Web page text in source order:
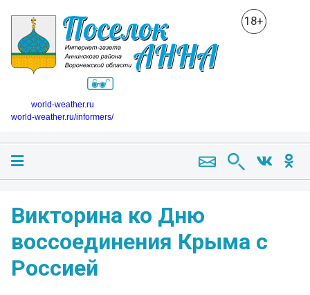
18+
world-weather.ru
world-weather.ru/informers/
Викторина ко Дню
воссоединения Крыма с
Россией